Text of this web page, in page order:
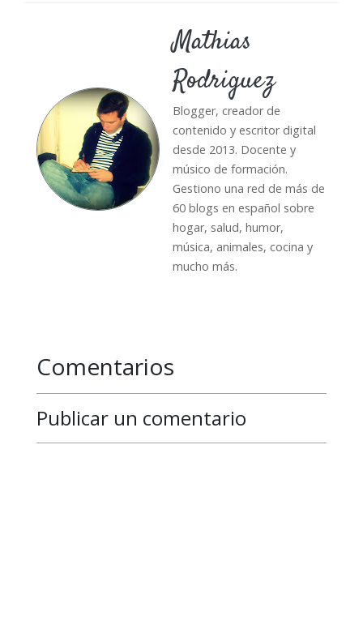
Mathias
Rodriguez
Blogger, creador de
contenido y escritor digital
desde 2013. Docente y
músico de formación.
Gestiono una red de más de
60 blogs en español sobre
hogar, salud, humor,
música, animales, cocina y
mucho más.
Comentarios
Publicar un comentario